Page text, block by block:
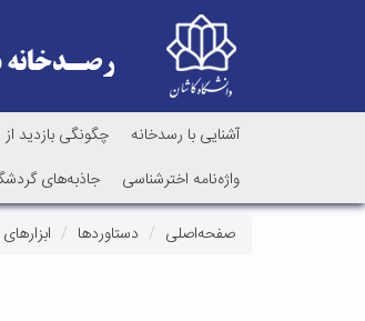
آشنایی با رسدخانه چگونگی بازدید
واژه‌نامه اخترشناسی
جاذبه‌های
صفحه‌اصلی دستاوردها